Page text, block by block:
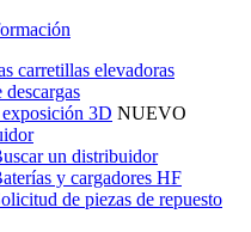
carretillas elevadoras
descargas
exposición 3D NUEVO
un distribuidor
y cargadores HF
de piezas de repuesto